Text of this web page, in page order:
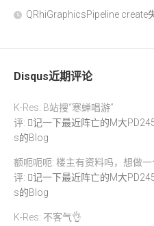
QRhiGraphicsPipeline create
Disqus近期评论
K-Res: B站搜“寒蝉唱游”
评:
记一下最近阵亡的M大
s的Blog
额呃呃呃: 楼主有资料吗，想做一
评:
记一下最近阵亡的M大
s的Blog
K-Res: 不客气👌